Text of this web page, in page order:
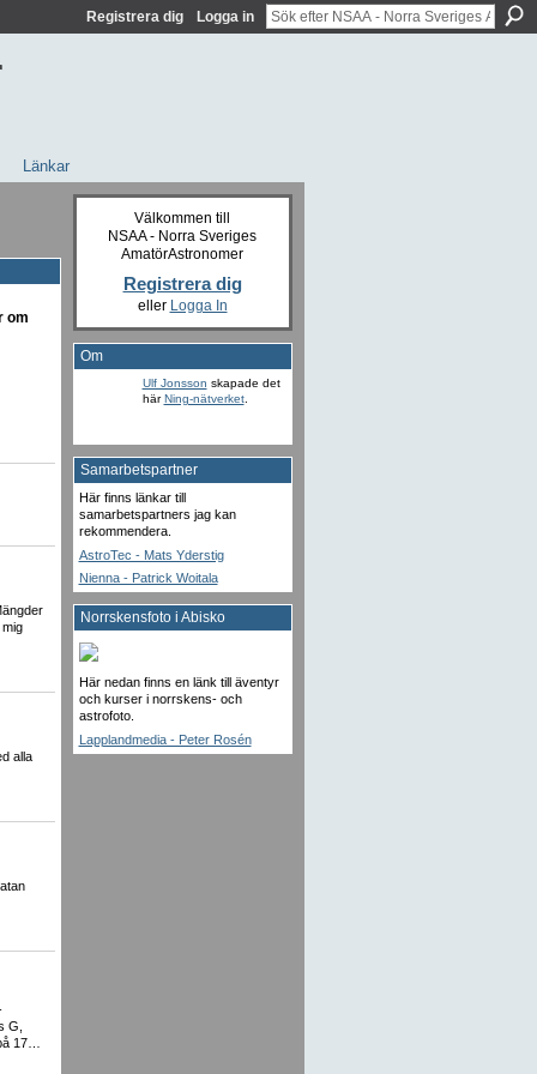
Registrera dig Logga in
Länkar
om
alla
G,
17…
Välkommen till
NSAA - Norra Sveriges
AmatörAstronomer
Registrera dig
eller Logga In
Om
Ulf Jonsson skapade det
härNing-nätverket.
Samarbetspartner
Här finns länkar till
samarbetspartners jag kan
rekommendera.
AstroTec - Mats Yderstig
Nienna - Patrick Woitala
Norrskensfoto i Abisko
Här nedan finns en länk till äventyr
och kurser i norrskens- och
astrofoto.
Lapplandmedia - Peter Rosén